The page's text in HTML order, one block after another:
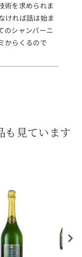
術を求められま
ければ話は始ま
のシャンパーニ
からくるので
も見ています